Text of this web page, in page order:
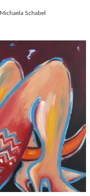
A
Z
A
R
T
S
7
0
.
G
E
B
U
Michaela Schabel